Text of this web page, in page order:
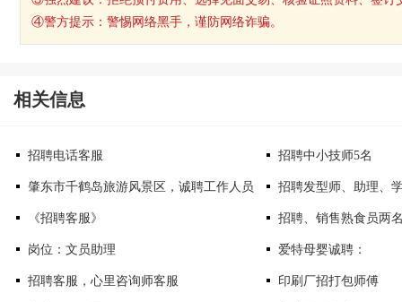
④警方提示：警惕网络黑手，谨防网络诈骗。
相关信息
招聘电话客服 招聘中小技师5名
肇东市千鹤岛旅游风景区，诚聘工作人员 招聘发型师、助理、
《招聘客服》 招聘、销售熟食员两
岗位：文员助理 爱特母婴诚聘：
招聘客服，心里咨询师客服 印刷厂招打包师傅